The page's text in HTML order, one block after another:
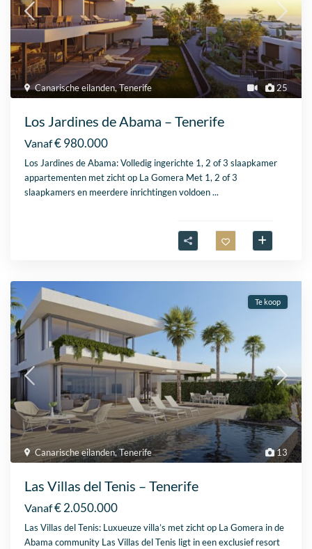
25
Canarische eilanden,Tenerife
Los Jardines de Abama – Tenerife
Vanaf€ 980.000
Los Jardines de Abama: Volledig ingerichte 1, 2 of 3 slaapkamer
appartementen met zicht op La Gomera Met 1, 2 of 3
slaapkamers en meerdere inrichtingen voldoen...
13
Canarische eilanden,Tenerife
Te koop
Las Villas del Tenis – Tenerife
Vanaf€ 2.050.000
Las Villas del Tenis: Luxueuze villa’s met zicht op La Gomera in de
Abama community Las Villas del Tenis ligt in een exclusief resort